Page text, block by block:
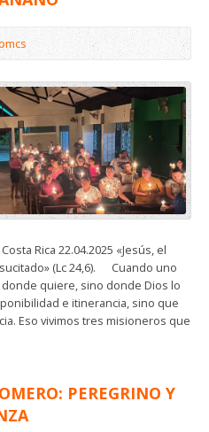
Rica 22.04.2025 «Jesús, el
(Lc 24,6). Cuando uno
quiere, sino donde Dios lo
e itinerancia, sino que
Eso vivimos tres misioneros que
PEREGRINO Y